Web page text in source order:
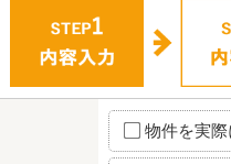
物件を実